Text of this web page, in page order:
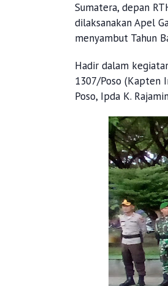
Sumatera, depan
dilaksanakan Apel
menyambut Tahun
Hadir dalam
1307/Poso (Kapten
Poso, Ipda K.